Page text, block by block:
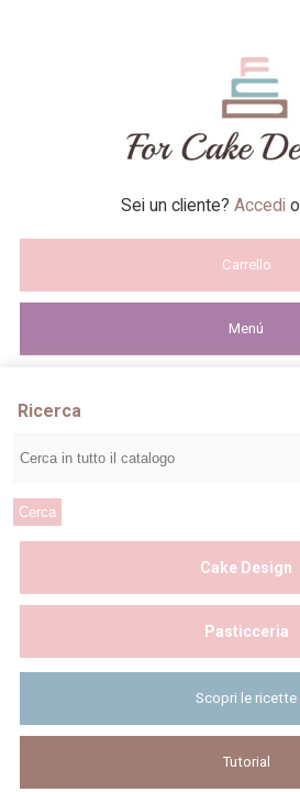
Sei un cliente? Accedi o
Carrello
Menú
Ricerca
Cake Design
Pasticceria
Scopri le ricette
Tutorial